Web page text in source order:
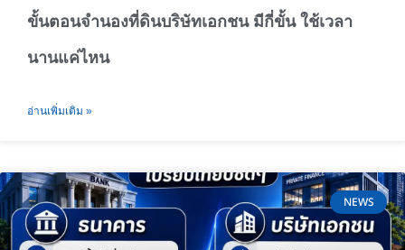
ขั้นตอนจำนองที่ดินบริษัทเอกชน มีกี่ขั้น ใช้เวลา
นานแค่ไหน
อ่านเพิ่มเติม »
NEWS